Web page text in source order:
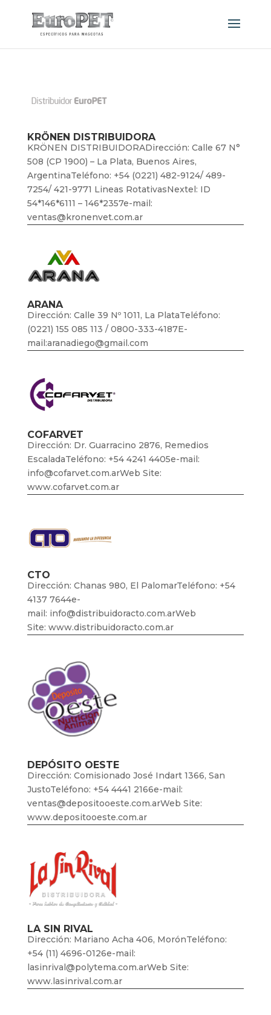
KRÖNEN DISTRIBUIDORA
KRÖNEN DISTRIBUIDORADirección: Calle 67 N°
508 (CP 1900) – La Plata, Buenos Aires,
ArgentinaTeléfono: +54 (0221) 482-9124/ 489-
7254/ 421-9771 Lineas RotativasNextel: ID
54*146*6111 – 146*2357e-mail:
ventas@kronenvet.com.ar
ARANA
Dirección: Calle 39 Nº 1011, La PlataTeléfono:
(0221) 155 085 113 / 0800-333-4187E-
mail:aranadiego@gmail.com
COFARVET
Dirección: Dr. Guarracino 2876, Remedios
EscaladaTeléfono: +54 4241 4405e-mail:
info@cofarvet.com.arWeb Site:
www.cofarvet.com.ar
CTO
Dirección: Chanas 980, El PalomarTeléfono: +54
4137 7644e-
mail: info@distribuidoracto.com.arWeb
Site: www.distribuidoracto.com.ar
DEPÓSITO OESTE
Dirección: Comisionado José Indart 1366, San
JustoTeléfono: +54 4441 2166e-mail:
ventas@depositooeste.com.arWeb Site:
www.depositooeste.com.ar
LA SIN RIVAL
Dirección: Mariano Acha 406, MorónTeléfono:
+54 (11) 4696-0126e-mail:
lasinrival@polytema.com.arWeb Site:
www.lasinrival.com.ar